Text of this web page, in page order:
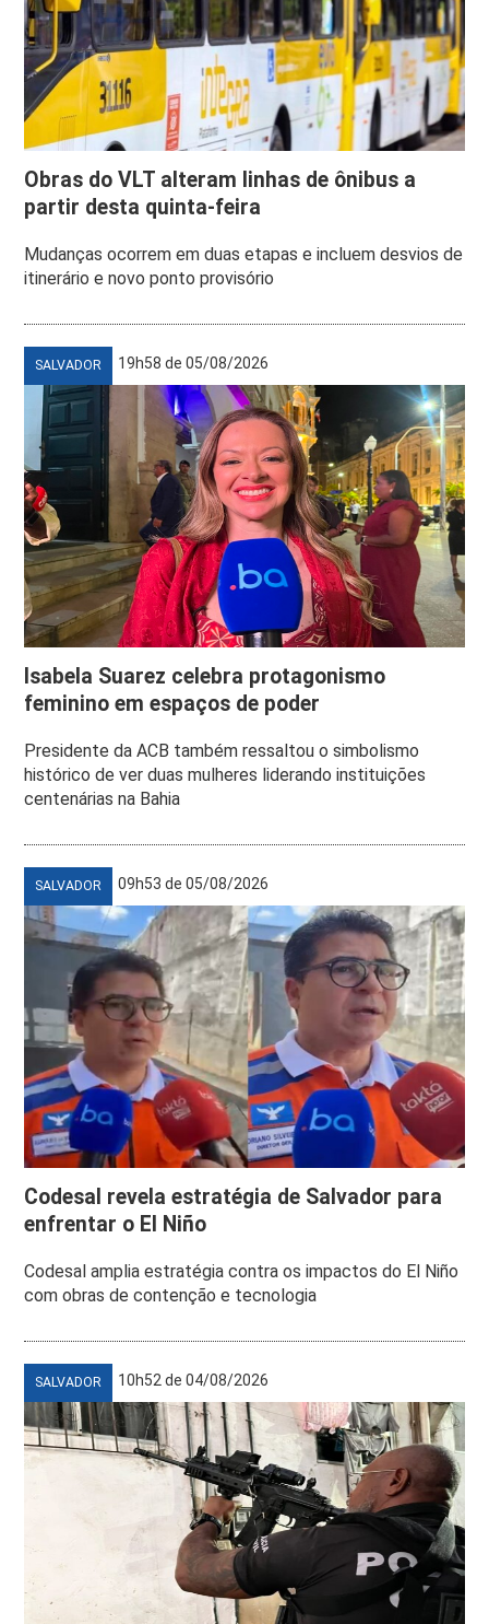
Obras do VLT alteram linhas de ônibus a
partir desta quinta-feira
Mudanças ocorrem em duas etapas e incluem desvios de
itinerário e novo ponto provisório
SALVADOR 19h58 de 05/08/2026
Isabela Suarez celebra protagonismo
feminino em espaços de poder
Presidente da ACB também ressaltou o simbolismo
histórico de ver duas mulheres liderando instituições
centenárias na Bahia
SALVADOR 09h53 de 05/08/2026
Codesal revela estratégia de Salvador para
enfrentar o El Niño
Codesal amplia estratégia contra os impactos do El Niño
com obras de contenção e tecnologia
SALVADOR 10h52 de 04/08/2026